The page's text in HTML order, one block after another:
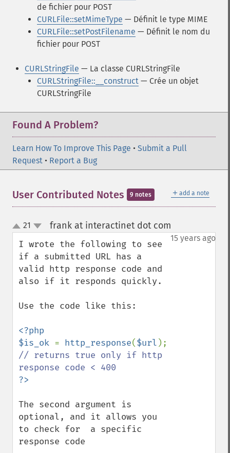
de fichier pour POST
CURLFile::setMimeType — Définit le type MIME
CURLFile::setPostFilename — Définit le nom du
fichier pour POST
CURLStringFile — La classe CURLStringFile
CURLStringFile::__construct — Crée un objet
CURLStringFile
Found A Problem?
Learn How To Improve This Page • Submit a Pull
Request • Report a Bug
＋ add a note
User Contributed Notes 9 notes
up
down
21 frank at interactinet dot com
15 years ago
I wrote the following to see
if a submitted URL has a
valid http response code and
also if it responds quickly.
Use the code like this:
<?php
$is_ok = http_response($url
// returns true only if http
The second argument is
optional, and it allows you
to check for  a specific
response code